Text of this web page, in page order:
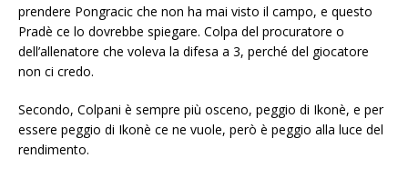
prendere Pongracic che non ha mai visto il campo, e questo
Pradè ce lo dovrebbe spiegare. Colpa del procuratore o
dell’allenatore che voleva la difesa a 3, perché del giocatore
non ci credo.
Secondo, Colpani è sempre più osceno, peggio di Ikonè, e per
essere peggio di Ikonè ce ne vuole, però è peggio alla luce del
rendimento.